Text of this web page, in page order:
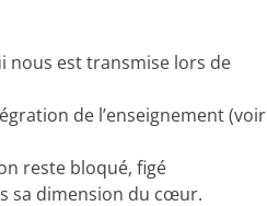
nous est transmise lors de
de l’enseignement (voir
reste bloqué, figé
sa dimension du cœur.